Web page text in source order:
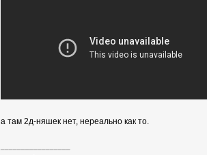
а там 2д-няшек нет, нереально как то.